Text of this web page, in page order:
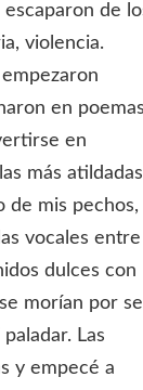
de
violencia.
en poemas
en
más
de mis pechos,
vocales entre
dulces con
morían por
Las
y empecé a